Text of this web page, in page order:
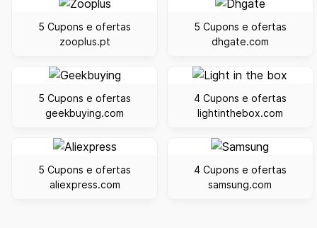
5 Cupons e ofertas
zooplus.pt
5 Cupons e ofertas
dhgate.com
5 Cupons e ofertas
geekbuying.com
4 Cupons e ofertas
lightinthebox.com
5 Cupons e ofertas
aliexpress.com
4 Cupons e ofertas
samsung.com